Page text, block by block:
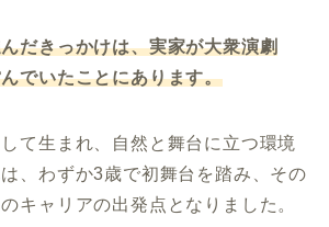
だきっかけは、実家が大衆演劇
でいたことにあります。
て生まれ、自然と舞台に立つ環境
、わずか3歳で初舞台を踏み、その
キャリアの出発点となりました。